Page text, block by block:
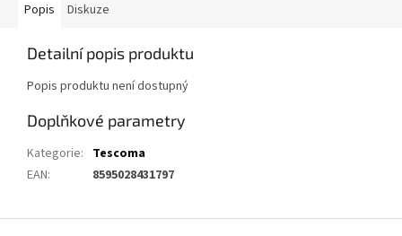
Popis Diskuze
Detailní popis produktu
Popis produktu není dostupný
Doplňkové parametry
Kategorie: Tescoma
EAN: 8595028431797